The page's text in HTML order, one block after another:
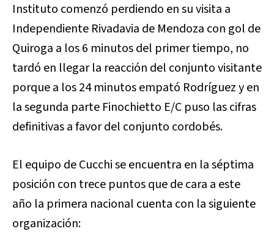
Instituto comenzó perdiendo en su visita a
Independiente Rivadavia de Mendoza con gol de
Quiroga a los 6 minutos del primer tiempo, no
tardó en llegar la reacción del conjunto visitante
porque a los 24 minutos empató Rodríguez y en
la segunda parte Finochietto E/C puso las cifras
definitivas a favor del conjunto cordobés.
El equipo de Cucchi se encuentra en la séptima
posición con trece puntos que de cara a este
año la primera nacional cuenta con la siguiente
organización: